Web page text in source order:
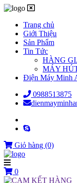
Trang chủ
Giới Thiệu
Sản Phẩm
Tin Tức
HÀNG
MÁY
Điện Máy Minh
0988513875
Giỏ hàng (0)
0